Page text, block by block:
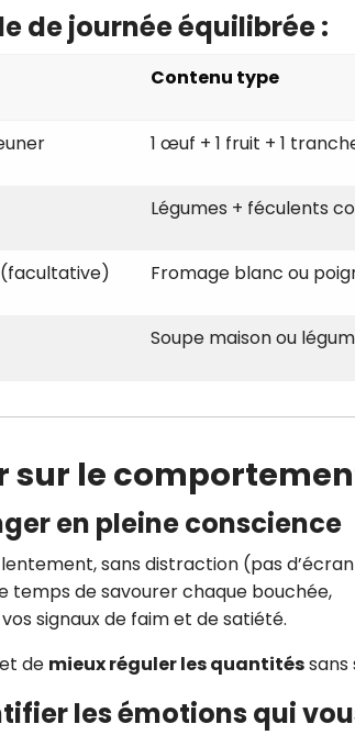
de journée équilibrée :
Contenu type
1 œuf + 1 fruit + 1
Légumes + féculents
Fromage blanc ou
Soupe maison ou
sur le
en pleine conscience
sans distraction (pas
temps de savourer chaque bouchée,
signaux de faim et de satiété.
de mieux réguler les quantitéssans
les émotions qui